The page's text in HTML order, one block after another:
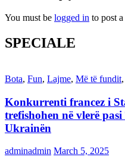
You must be logged in to post
SPECIALE
Bota, Fun, Lajme, Më të fundit,
Konkurrenti francez i
trefishohen në vlerë
Ukrainën
adminadmin March 5, 2025